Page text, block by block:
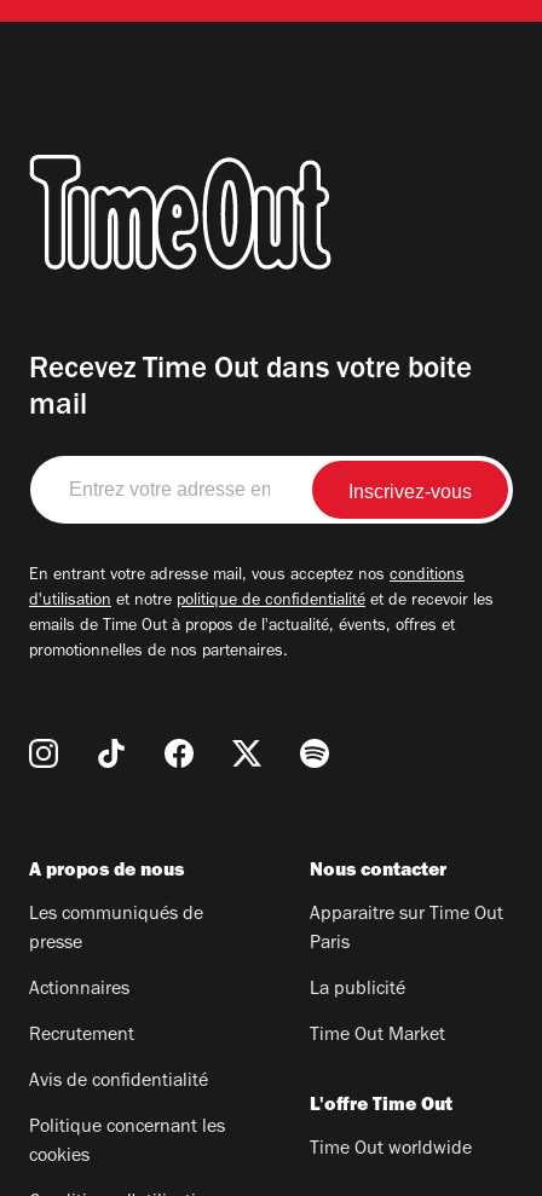
Recevez Time Out dans votre boite
mail
Entrez
votre
adresse
En entrant votre adresse mail, vous acceptez nos conditions
d'utilisation et notre politique de confidentialité et de recevoir les
emails de Time Out à propos de l'actualité, évents, offres et
promotionnelles de nos partenaires.
A propos de nous
Les communiqués de
presse
Actionnaires
Recrutement
Avis de confidentialité
Politique concernant les
cookies
Nous contacter
Apparaitre sur Time Out
Paris
La publicité
Time Out Market
L'offre Time Out
Time Out worldwide